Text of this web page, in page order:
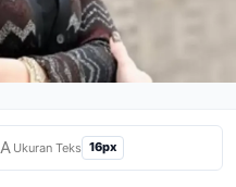
A Ukuran Teks 16px